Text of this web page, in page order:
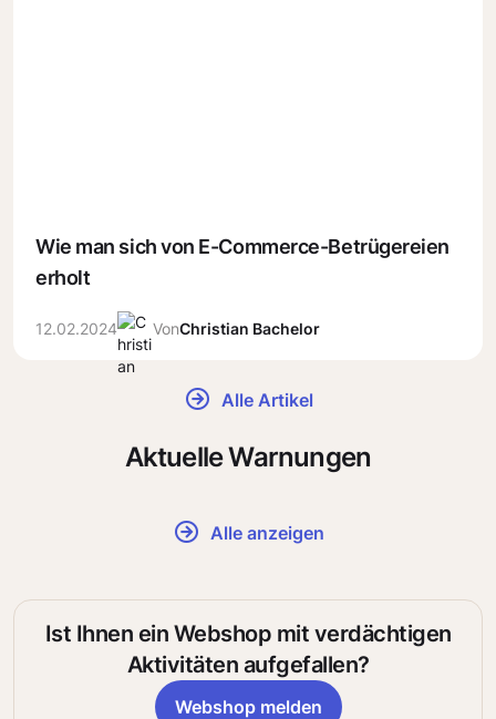
Wie man sich von E-Commerce-Betrügereien
erholt
12.02.2024 VonChristian Bachelor
Alle Artikel
Aktuelle Warnungen
Alle anzeigen
Ist Ihnen ein Webshop mit verdächtigen
Aktivitäten aufgefallen?
Webshop melden